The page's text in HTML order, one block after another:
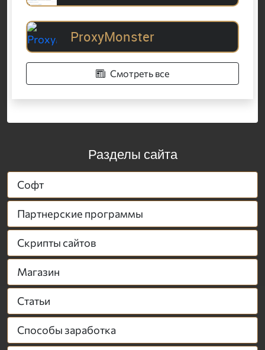
ProxyMonster
Смотреть все
Разделы сайта
Софт
Партнерские программы
Скрипты сайтов
Магазин
Статьи
Способы заработка